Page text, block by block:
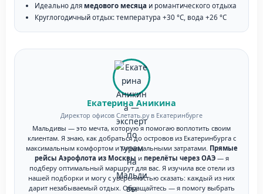
Идеально для медового месяца и романтического отдыха
Круглогодичный отдых: температура +30 °C, вода +26 °C
Екатерина Аникина
Директор офисов Слетать.ру в Екатеринбурге
Мальдивы — это мечта, которую я помогаю воплотить своим
клиентам. Я знаю, как добраться до островов из Екатеринбурга с
максимальным комфортом и минимальными затратами. Прямые
рейсы Аэрофлота из Москвы и перелёты через ОАЭ— я
подберу оптимальный маршрут для вас. Я изучила все отели из
нашей подборки и могу с уверенностью сказать: каждый из них
дарит незабываемый отдых. Обращайтесь — я помогу выбрать